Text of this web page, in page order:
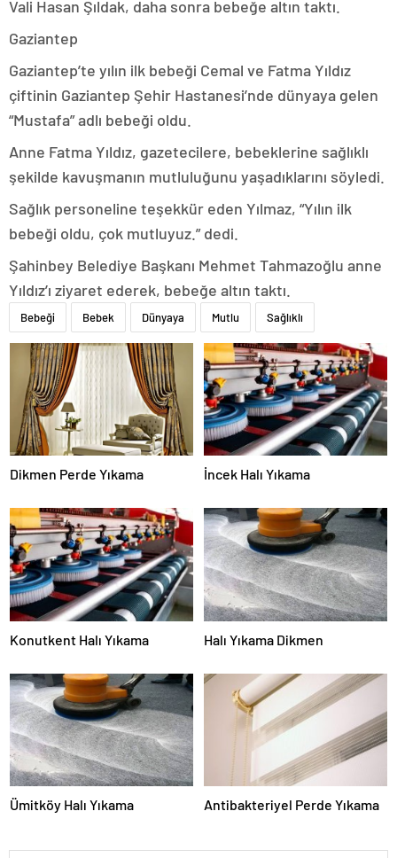
Vali Hasan Şıldak, daha sonra bebeğe altın taktı.
Gaziantep
Gaziantep’te yılın ilk bebeği Cemal ve Fatma Yıldız
çiftinin Gaziantep Şehir Hastanesi’nde dünyaya gelen
“Mustafa” adlı bebeği oldu.
Anne Fatma Yıldız, gazetecilere, bebeklerine sağlıklı
şekilde kavuşmanın mutluluğunu yaşadıklarını söyledi.
Sağlık personeline teşekkür eden Yılmaz, “Yılın ilk
bebeği oldu, çok mutluyuz.” dedi.
Şahinbey Belediye Başkanı Mehmet Tahmazoğlu anne
Yıldız’ı ziyaret ederek, bebeğe altın taktı.
Bebeği Bebek Dünyaya Mutlu Sağlıklı
Dikmen Perde Yıkama İncek Halı Yıkama
Konutkent Halı Yıkama Halı Yıkama Dikmen
Ümitköy Halı Yıkama Antibakteriyel Perde Yıkama